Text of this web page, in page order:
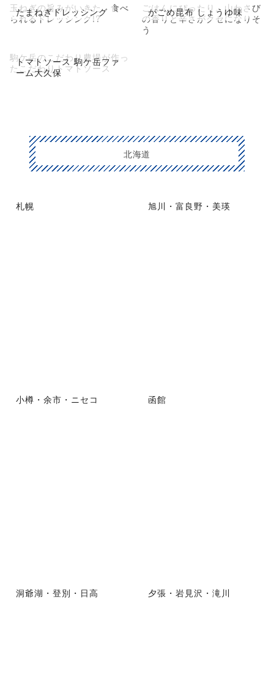
たまねぎドレッシング
玉ねぎの旨みがいきた、食べ
られるドレッシング!?
がごめ昆布 しょうゆ味
ごはんにぴったり。山わさび
の香りと辛さがクセになりそ
う
トマトソース 駒ケ岳ファ
ーム大久保
駒ケ岳のこだわり農場が作っ
たこだわりトマトソース
北海道
札幌 旭川・富良野・美瑛
小樽・余市・ニセコ 函館
洞爺湖・登別・日高 夕張・岩見沢・滝川